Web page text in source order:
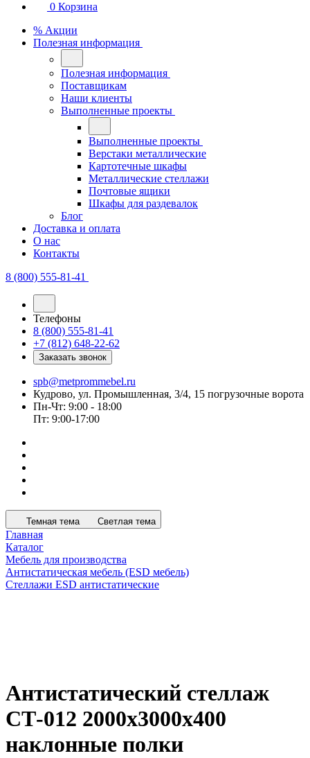
0 Корзина
% Акции
Полезная информация
Полезная информация
Поставщикам
Наши клиенты
Выполненные проекты
Выполненные проекты
Верстаки металлические
Картотечные шкафы
Металлические стеллажи
Почтовые ящики
Шкафы для раздевалок
Блог
Доставка и оплата
О нас
Контакты
8 (800) 555-81-41
Телефоны
8 (800) 555-81-41
+7 (812) 648-22-62
Заказать звонок
spb@metprommebel.ru
Кудрово, ул. Промышленная, 3/4, 15 погрузочные ворота
Пн-Чт: 9:00 - 18:00
Пт: 9:00-17:00
Темная тема Светлая тема
Главная
Каталог
Мебель для производства
Антистатическая мебель (ESD мебель)
Стеллажи ESD антистатические
Антистатический стеллаж
СТ-012 2000x3000x400
наклонные полки